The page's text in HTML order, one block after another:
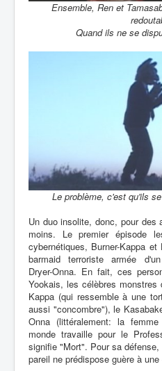
Ensemble, Ren et
Quand ils ne se
Le problème, c'est qu'ils
Un duo insolite, donc, pour des
moins. Le premier épisode
cybernétiques, Burner-Kappa
barmaid terroriste armée
Dryer-Onna. En fait, ces
Yookais, les célèbres
Kappa (qui ressemble à une
aussi "concombre"), le
Onna (littéralement: la
monde travaille pour le
signifie "Mort". Pour sa
pareil ne prédispose guère à